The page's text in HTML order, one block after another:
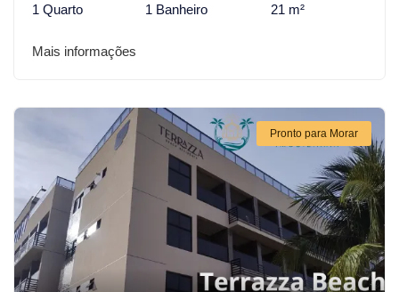
1 Quarto 1 Banheiro 21 m²
Mais informações
Pronto para Morar